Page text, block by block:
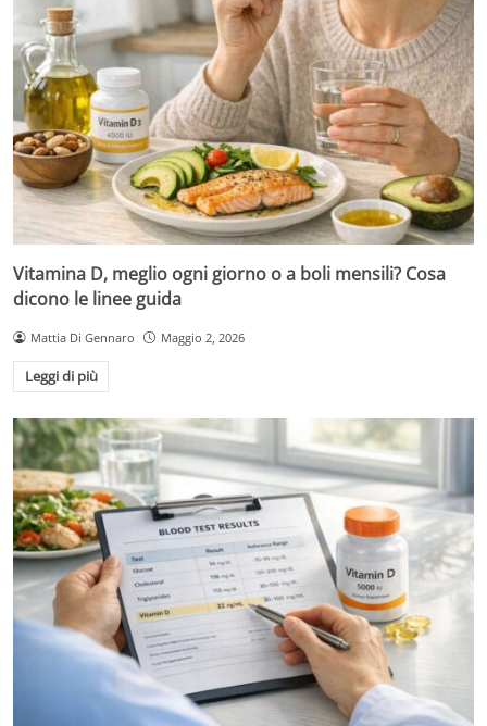
Vitamina D, meglio ogni giorno o a boli mensili? Cosa
dicono le linee guida
Mattia Di Gennaro Maggio 2, 2026
Leggi di più